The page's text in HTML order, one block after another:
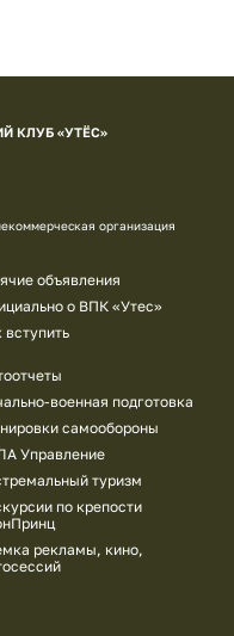
КЛУБ «УТЁС»
организация
объявления
о ВПК «Утес»
вступить
военная подготовка
самообороны
Управление
туризм
по крепости
рекламы, кино,